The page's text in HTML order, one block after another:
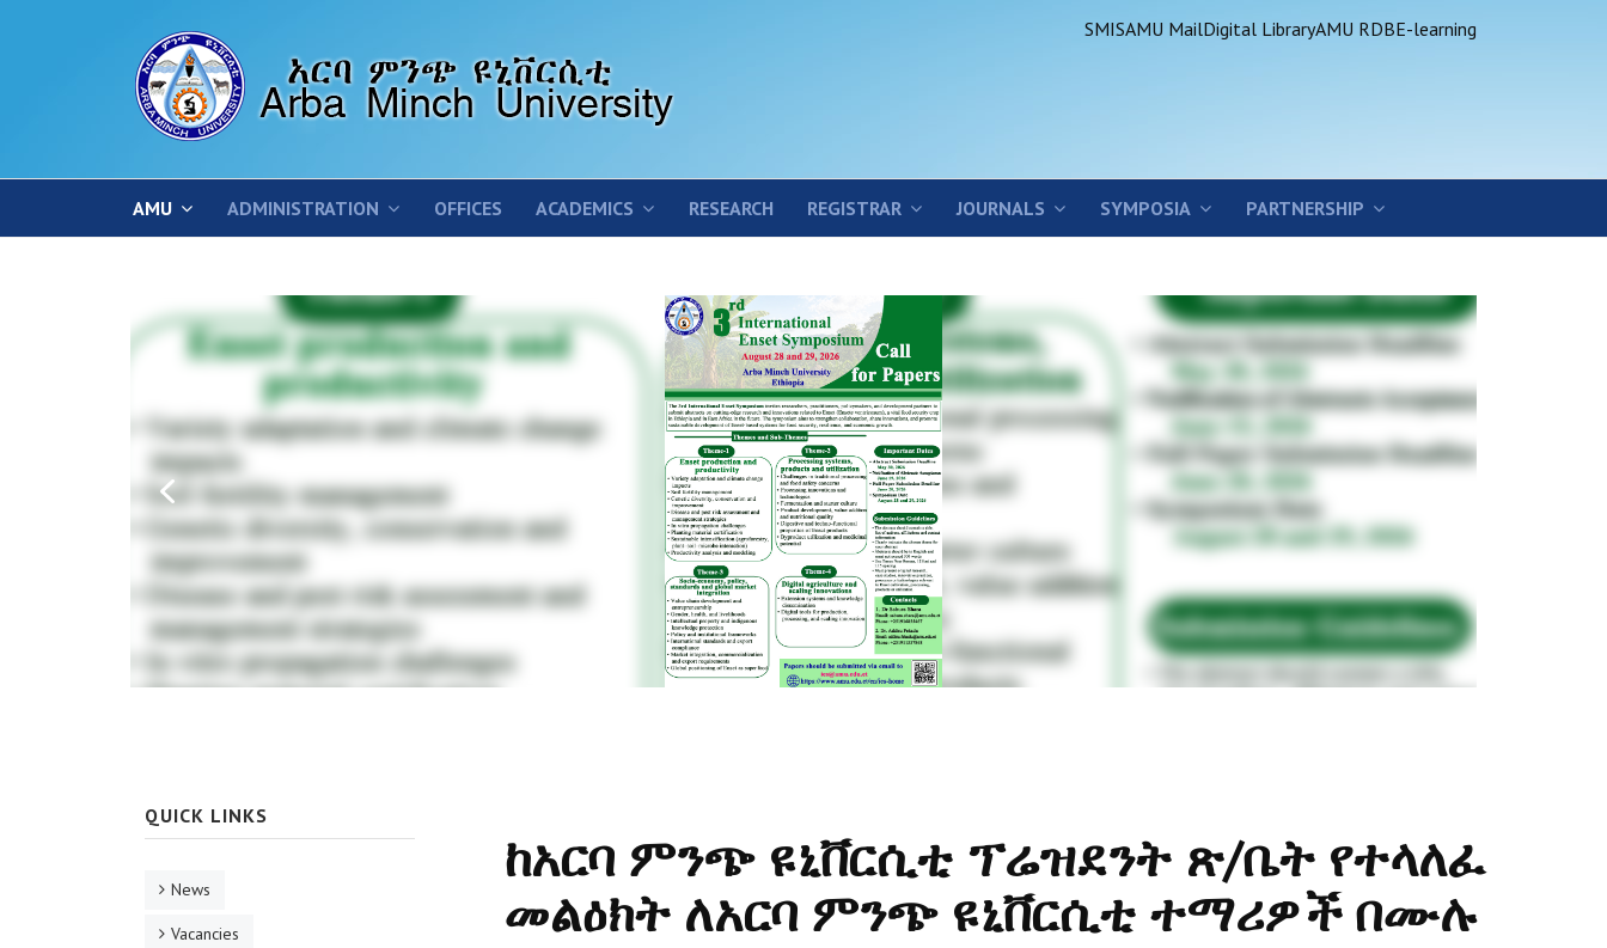
SMISAMU MailDigital LibraryAMU RDBE-learning
AMU ADMINISTRATION OFFICES ACADEMICS RESEARCH REGISTRAR JOURNALS SYMPOSIA PARTNERSHIP
ከአርባ ምንጭ ዩኒቨርሲቲ ፕሬዝደንት ጽ/ቤት የተላለፈ
መልዕክት ለአርባ ምንጭ ዩኒቨርሲቲ ተማሪዎች በሙሉ
QUICK LINKS
News
Vacancies